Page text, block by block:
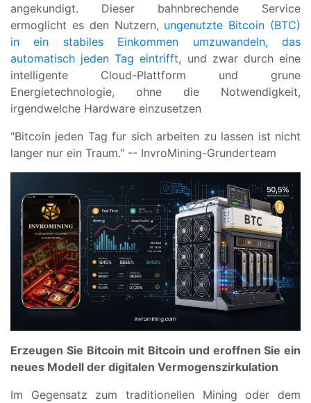
angekundigt. Dieser bahnbrechende Service
ermoglicht es den Nutzern, ungenutzte Bitcoin (BTC)
in ein stabiles Einkommen umzuwandeln, das
automatisch jeden Tag eintrifft, und zwar durch eine
intelligente Cloud-Plattform und grune
Energietechnologie, ohne die Notwendigkeit,
irgendwelche Hardware einzusetzen
"Bitcoin jeden Tag fur sich arbeiten zu lassen ist nicht
langer nur ein Traum." -- InvroMining-Grunderteam
Erzeugen Sie Bitcoin mit Bitcoin und eroffnen Sie ein
neues Modell der digitalen Vermogenszirkulation
Im Gegensatz zum traditionellen Mining oder dem